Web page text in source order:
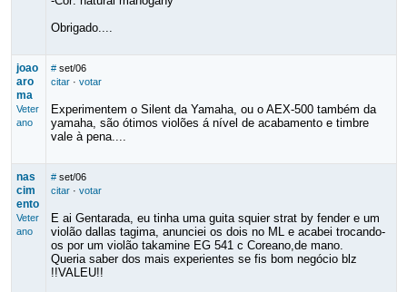
Obrigado....
joao
aro
ma
Veter
ano
# set/06
citar· votar
Experimentem o Silent da Yamaha, ou o AEX-500 também da
yamaha, são ótimos violões á nível de acabamento e timbre
vale à pena....
nas
cim
ento
Veter
ano
# set/06
citar· votar
E ai Gentarada, eu tinha uma guita squier strat by fender e um
violão dallas tagima, anunciei os dois no ML e acabei trocando-
os por um violão takamine EG 541 c Coreano,de mano.
Queria saber dos mais experientes se fis bom negócio blz
!!VALEU!!